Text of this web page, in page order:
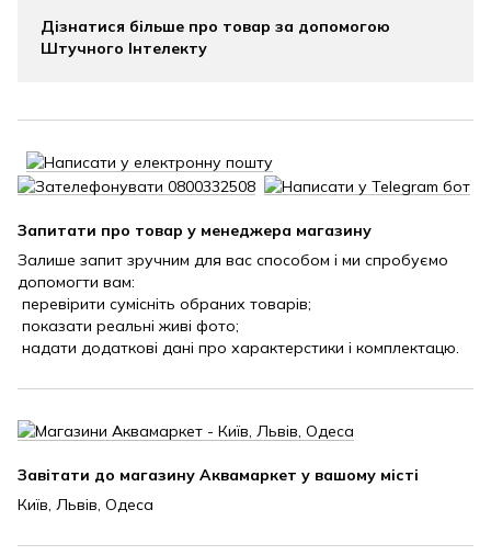
Дізнатися більше про товар за допомогою
Штучного Інтелекту
Запитати про товар у менеджера магазину
Залише запит зручним для вас способом і ми спробуємо
допомогти вам:
перевірити сумісніть обраних товарів;
показати реальні живі фото;
надати додаткові дані про характерстики і комплектацю.
Завітати до магазину Аквамаркет у вашому місті
Київ, Львів, Одеса